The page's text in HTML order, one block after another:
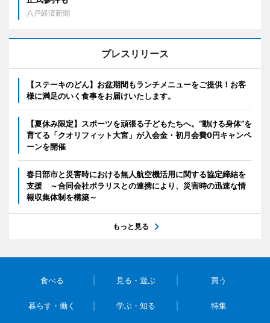
八戸経済新聞
プレスリリース
【ステーキのどん】お盆期間もランチメニューをご提供！お客
様に満足のいく食事をお届けいたします。
【夏休み限定】スポーツを頑張る子どもたちへ。“動ける身体”を
育てる「クオリフィット大宮」が入会金・初月会費0円キャンペ
ーンを開催
春日部市と災害時における無人航空機活用に関する協定締結を
支援 ～合同会社ポラリスとの連携により、災害時の迅速な情
報収集体制を構築～
もっと見る
食べる 見る・遊ぶ 買う
暮らす・働く 学ぶ・知る 特集